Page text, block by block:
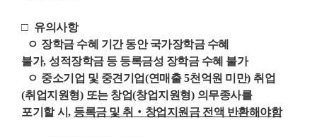
□ 유의사항
ㅇ 장학금 수혜 기간 동안 국가장학금 수혜
불가, 성적장학금 등 등록금성 장학금 수혜 불가
ㅇ 중소기업 및 중견기업(연매출5천억원 미만) 취업
(취업지원형) 또는 창업(창업지원형) 의무종사를
포기할 시 , 등록금 및 취 ‧ 창업지원금 전액 반환해야함